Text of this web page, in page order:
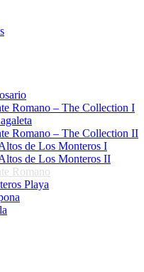
Romano – The Collection I
Romano – The Collection II
de Los Monteros I
de Los Monteros II
Romano
Playa